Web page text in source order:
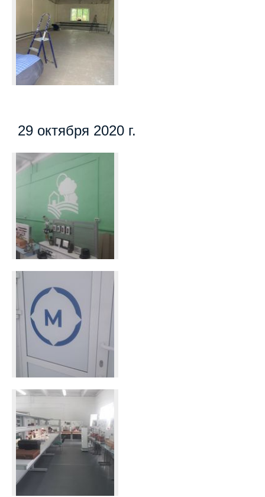
29 октября 2020 г.